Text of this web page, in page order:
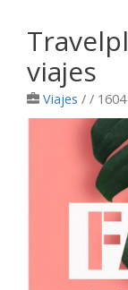
viajes
Viajes / /